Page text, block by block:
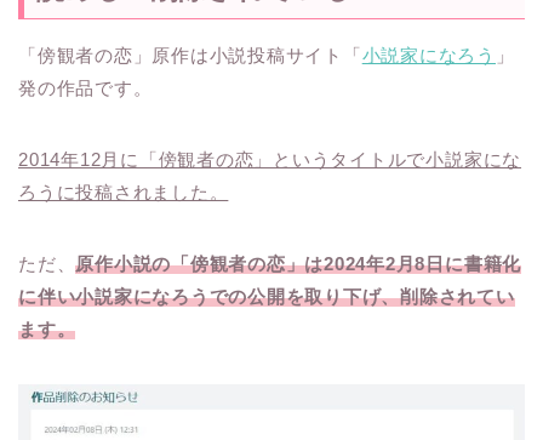
「傍観者の恋」原作は小説投稿サイト「小説家になろう 」
発の作品です。
2014年12月に「傍観者の恋」というタイトルで小説家にな
ろうに投稿されました。
ただ、原作小説の「傍観者の恋」は2024年2月8日に書籍化
に伴い小説家になろうでの公開を取り下げ、削除されてい
ます。